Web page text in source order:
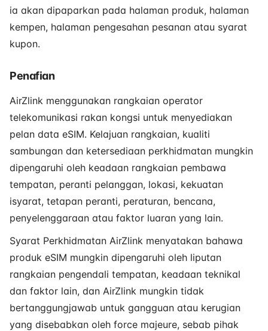
ia akan dipaparkan pada halaman produk, halaman
kempen, halaman pengesahan pesanan atau syarat
kupon.
Penafian
AirZlink menggunakan rangkaian operator
telekomunikasi rakan kongsi untuk menyediakan
pelan data eSIM. Kelajuan rangkaian, kualiti
sambungan dan ketersediaan perkhidmatan mungkin
dipengaruhi oleh keadaan rangkaian pembawa
tempatan, peranti pelanggan, lokasi, kekuatan
isyarat, tetapan peranti, peraturan, bencana,
penyelenggaraan atau faktor luaran yang lain.
Syarat Perkhidmatan AirZlink menyatakan bahawa
produk eSIM mungkin dipengaruhi oleh liputan
rangkaian pengendali tempatan, keadaan teknikal
dan faktor lain, dan AirZlink mungkin tidak
bertanggungjawab untuk gangguan atau kerugian
yang disebabkan oleh force majeure, sebab pihak